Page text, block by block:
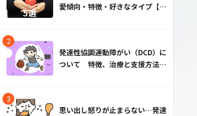
愛傾向・特徴・好きなタイプ【男
発達性協調運動障がい（DCD）に
ついて 特徴、治療と支援方法と
思い出し怒りが止まらない…発達